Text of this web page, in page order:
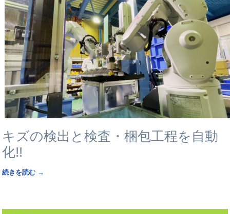
キズの検出と検査・梱包工程を自動
化!!
続きを読む →